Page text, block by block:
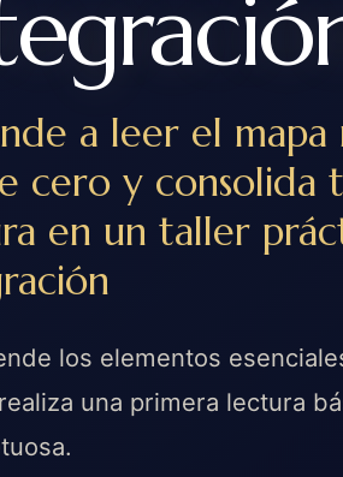
a leer el mapa
cero y consolida
en un taller
los elementos
una primera lectura